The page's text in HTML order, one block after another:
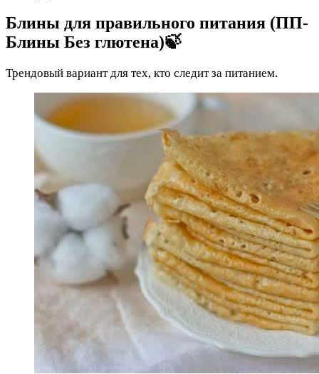
Блины для правильного питания (ПП-
Блины Без глютена)🍃
Трендовый вариант для тех, кто следит за питанием.